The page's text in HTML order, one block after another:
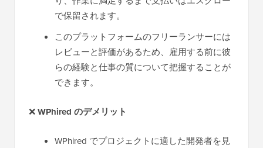
で保留されます。
このプラットフォームのフリーランサーには
レビューと評価があるため、雇用する前に彼
らの経験と仕事の質について把握することが
できます。
❌WPhired のデメリット
WPhired でプロジェクトに適した開発者を見